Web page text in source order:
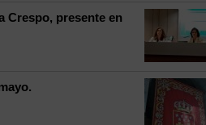
Crespo, presente en